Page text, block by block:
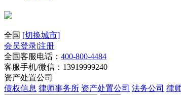
全国 [切换城市]
会员登录|注册
全国客服电话： 400-800-4484
客服手机/微信：13919999240
资产处置公司
债权信息 律师事务所 资产处置公司 法务公司 律